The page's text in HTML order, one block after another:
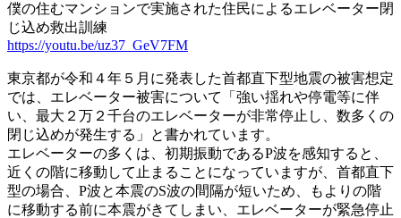
僕の住むマンションで実施された住民によるエレベーター閉
じ込め救出訓練
https://youtu.be/uz37_GeV7FM
東京都が令和４年５月に発表した首都直下型地震の被害想定
では、エレベーター被害について「強い揺れや停電等に伴
い、最大２万２千台のエレベーターが非常停止し、数多くの
閉じ込めが発生する」と書かれています。
エレベーターの多くは、初期振動であるP波を感知すると、
近くの階に移動して止まることになっていますが、首都直下
型の場合、P波と本震のS波の間隔が短いため、もよりの階
に移動する前に本震がきてしまい、エレベーターが緊急停止